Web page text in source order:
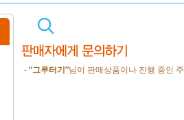
-“그루터기”님이 판매상품이나 진행 중인